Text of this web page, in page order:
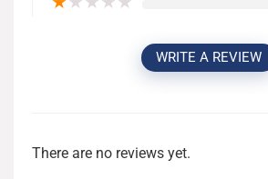
WRITE A REVIEW
There are no reviews yet.